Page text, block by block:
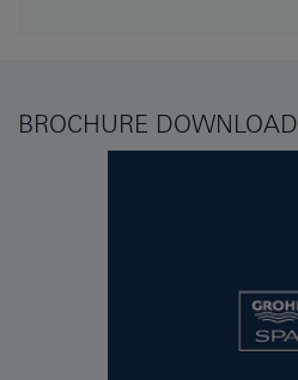
BROCHURE DOWNLOAD